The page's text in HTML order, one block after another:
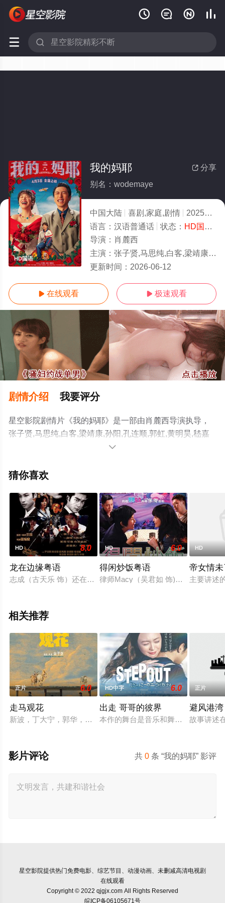
   
 
HD国语
 分享
我的妈耶
别名：wodemaye
中国大陆 喜剧,家庭,剧情 2025
6.0
语言： 汉语普通话 状态： HD国语/高清
导演： 肖麓西
主演： 张子贤,马思纯,白客,梁靖康,孙阳,孔连顺,郭虹,黄明昊,嵇嘉禾,雷淞然,王天放
更新时间： 2026-06-12
 在线观看  极速观看
剧情介绍 我要评分
星空影院剧情片《我的妈耶》是一部由肖麓西导演执导，
张子贤,马思纯,白客,梁靖康,孙阳,孔连顺,郭虹,黄明昊,嵇嘉
禾,雷淞然,王天放等明星演员精彩演绎的中国大陆电影，手
更多相关信息可移步至豆瓣电影、电视猫或剧情网等平台

猜你喜欢
HD 8.0
龙在边缘粤语
志成（古天乐 饰）还在警校的时候便被派往潜入黑社会的洪兴
HD 6.0
得闲炒饭粤语
律师Macy（吴君如 饰)在为被控虐妻
HD
帝女情
主要讲述
相关推荐
正片 6.0
走马观花
新波，丁大宁，郭华，程一木他们毕业于同一所大学。他们和
HD中字 6.0
出走 哥哥的彼界
本作的舞台是音乐和舞蹈融入生活的
正片
避风港湾
故事讲述
共0 条 “我的妈耶” 影评
影片评论
星空影院提供热门免费电影、综艺节目、动漫动画、未删减高清电视剧
在线观看
Copyright © 2022 qjgjx.com All Rights Reserved
皖ICP备06105671号